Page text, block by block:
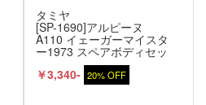
タミヤ
[SP-1690]アルピーヌ
A110 イェーガーマイスタ
ー1973 スペアボディセッ
￥3,340- 20% OFF